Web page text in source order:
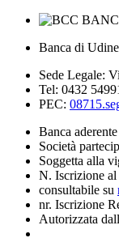
Banca di
Sede Legale:
Tel: 0432
PEC:
Banca
Società
Soggetta alla
N. Iscrizione
consultabile su
nr. Iscrizione
Autorizzata